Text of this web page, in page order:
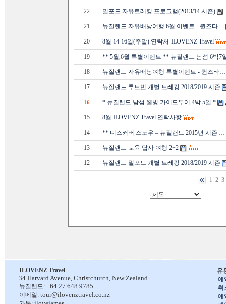
22 밀포드 자유트레킹 프로그램(2013/14 시즌)
21 뉴질랜드 자유배낭여행 6월 이벤트 - 퀸즈타…
20 8월 14-16일(주말) 연락처-ILOVENZ Travel
19 ** 5월,6월 특별이벤트 ** 뉴질랜드 남섬 6박7
18 뉴질랜드 자유배낭여행 특별이벤트 - 퀸즈타…
17 뉴질랜드 루트번 개별 트레킹 2018/2019 시즌
16 * 뉴질랜드 남섬 웰빙 가이드투어 4박 5일 *
15 8월 ILOVENZ Travel 연락사항
14 ** 디스커버 스노우 – 뉴질랜드 2015년 시즌 …
13 뉴질랜드 교육 답사 여행 2+2
12 뉴질랜드 밀포드 개별 트레킹 2018/2019 시즌
1 2 3
유
예
취
예
ILOVENZ Travel
34 Harvard Avenue, Christchurch, New Zealand
뉴질랜드: +64 27 648 9785
이메일: tour@ilovenztravel.co.nz